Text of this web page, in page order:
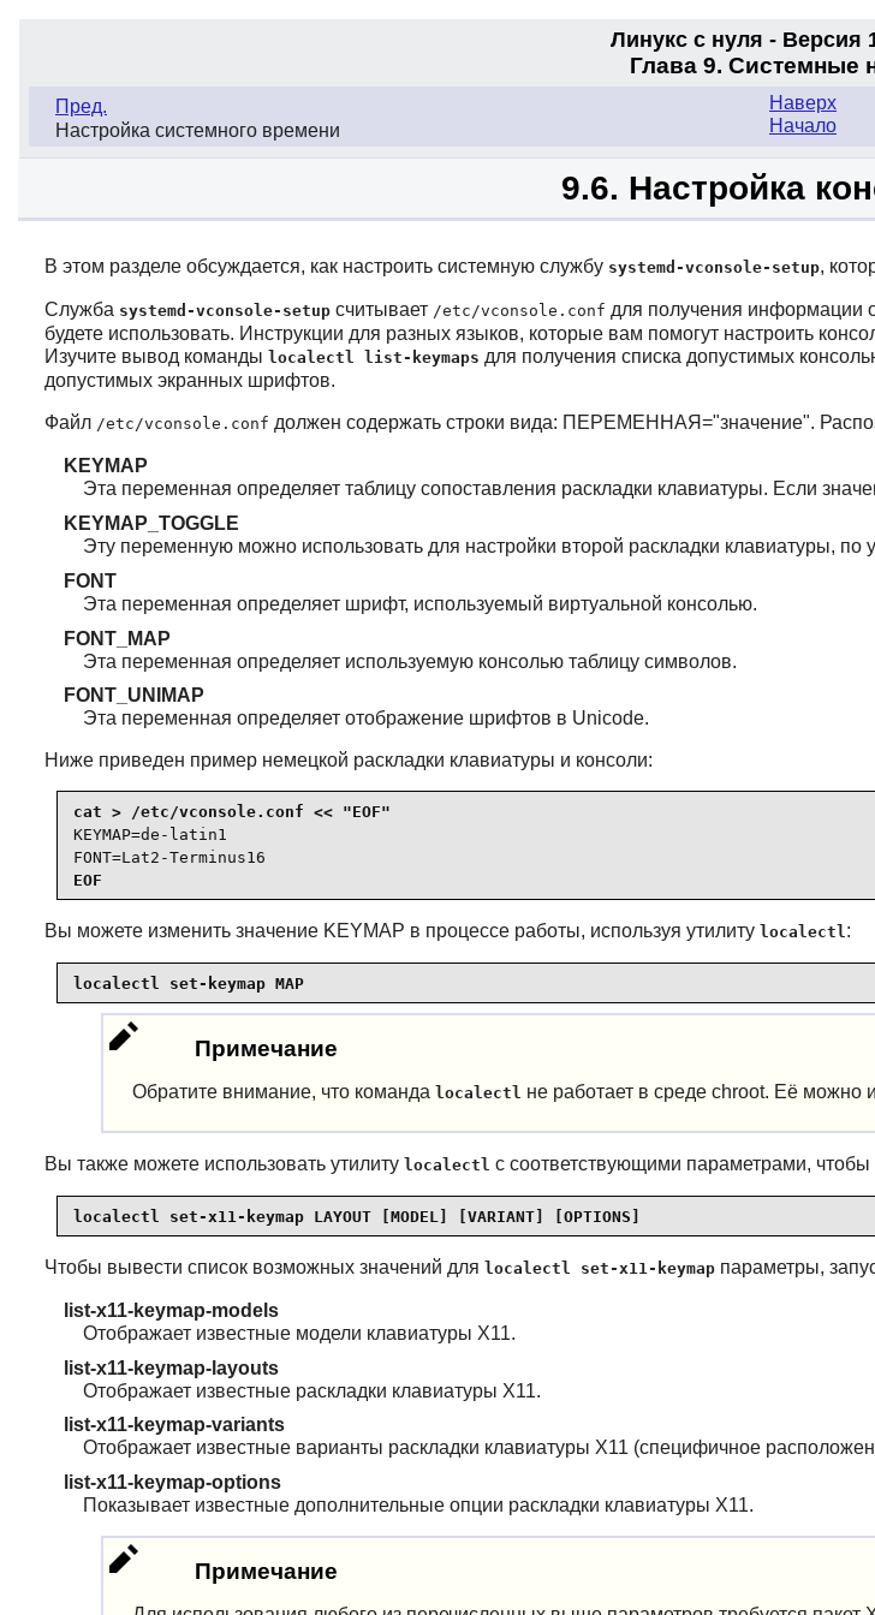
Линукс с нуля - Версия
Глава 9. Системные
Пред.
Настройка системного времени
Наверх
Начало
9.6. Настройка
В этом разделе обсуждается, как настроить системную службу systemd-vconsole-setup,
Служба systemd-vconsole-setupсчитывает /etc/vconsole.conf для получения информации
будете использовать. Инструкции для разных языков, которые вам помогут настроить
Изучите вывод команды localectl list-keymaps для получения списка допустимых
допустимых экранных шрифтов.
Файл /etc/vconsole.conf должен содержать строки вида: ПЕРЕМЕННАЯ="значение".
KEYMAP
Эта переменная определяет таблицу сопоставления раскладки клавиатуры. Если
KEYMAP_TOGGLE
Эту переменную можно использовать для настройки второй раскладки клавиатуры, по
FONT
Эта переменная определяет шрифт, используемый виртуальной консолью.
FONT_MAP
Эта переменная определяет используемую консолью таблицу символов.
FONT_UNIMAP
Эта переменная определяет отображение шрифтов в Unicode.
Ниже приведен пример немецкой раскладки клавиатуры и консоли:
KEYMAP=de-latin1
FONT=Lat2-Terminus16
EOF
Вы можете изменить значение KEYMAP в процессе работы, используя утилиту localectl:
localectl set-keymap MAP
Примечание
Обратите внимание, что командаlocalectl не работает в среде chroot. Её можно
Вы также можете использовать утилиту localectl с соответствующими параметрами,
localectl set-x11-keymap LAYOUT [MODEL] [VARIANT] [OPTIONS]
Чтобы вывести список возможных значений для localectl set-x11-keymapпараметры,
list-x11-keymap-models
Отображает известные модели клавиатуры X11.
list-x11-keymap-layouts
Отображает известные раскладки клавиатуры X11.
list-x11-keymap-variants
Отображает известные варианты раскладки клавиатуры X11 (специфичное
list-x11-keymap-options
Показывает известные дополнительные опции раскладки клавиатуры X11.
Примечание